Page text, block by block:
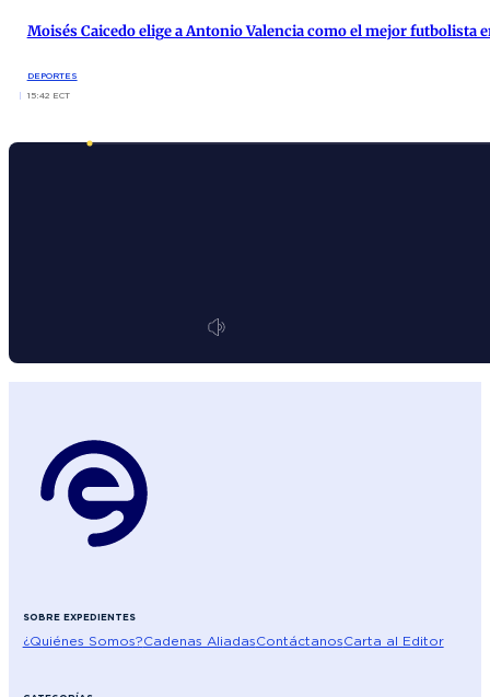
Moisés Caicedo elige a Antonio Valencia como el mejor futbolista
DEPORTES
15:42 ECT
SOBRE EXPEDIENTES
¿Quiénes Somos?Cadenas AliadasContáctanosCarta al Editor